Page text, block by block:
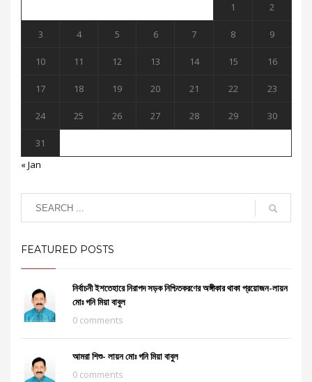
1 2
3 4 5 6 7 8 9
10 11 12 13 14 15 16
17 18 19 20 21 22 23
24 25 26 27 28 29 30
31
« Jan
FEATURED POSTS
নির্বাচনী ইশতেহারে নিরাপদ সড়ক নিশ্চিতকরণের অঙ্গীকার থাকা প্রয়োজন-লায়ন
মোঃ গনি মিয়া বাবুল
0 comments
আমরা শিশু- লায়ন মোঃ গনি মিয়া বাবুল
0 comments